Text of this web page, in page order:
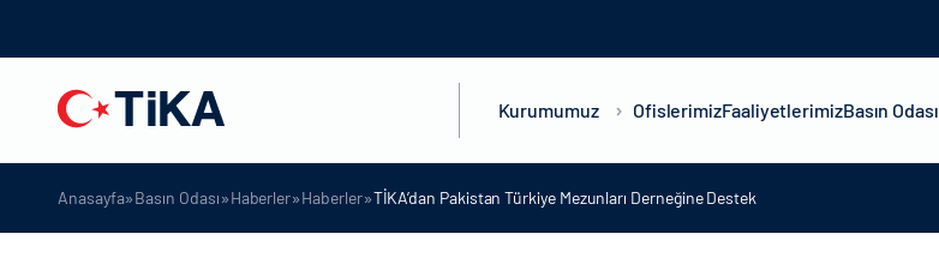
Kurumumuz OfislerimizFaaliyetlerimizBasın Odası
Anasayfa»Basın Odası»Haberler»Haberler»TİKA’dan Pakistan Türkiye Mezunları Derneğine Destek